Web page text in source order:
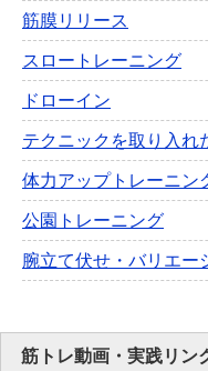
筋膜リリース
スロートレーニング
ドローイン
テクニックを取り入れ
体力アップトレーニン
公園トレーニング
腕立て伏せ・バリエー
筋トレ動画・実践リン